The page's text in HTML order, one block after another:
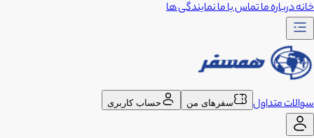
خانهدرباره ماتماس با مانمایندگی ها
سوالات متداول سفرهای من حساب کاربری